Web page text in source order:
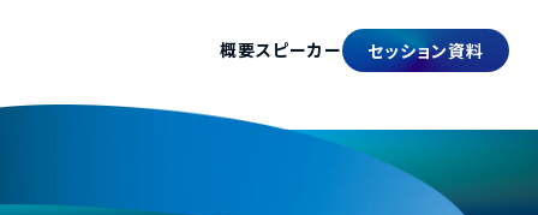
概要スピーカー セッション資料